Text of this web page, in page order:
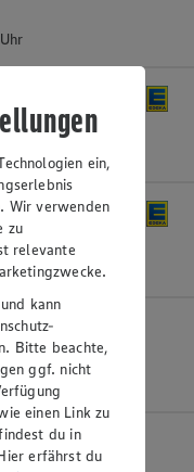
Sandweier
ein,
Wir verwenden
zu
relevante
kann
Bitte beachte,
ggf. nicht
einen Link zu
du in
erfährst du